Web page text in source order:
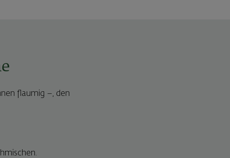
flaumig –, den